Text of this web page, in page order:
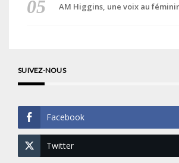
AM Higgins, une voix au
SUIVEZ-NOUS
Facebook
Twitter